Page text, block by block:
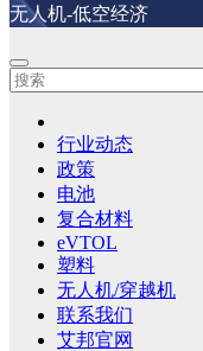
无人机-低空经济
行业动态
政策
电池
复合材料
eVTOL
塑料
无人机/穿越机
联系我们
艾邦官网